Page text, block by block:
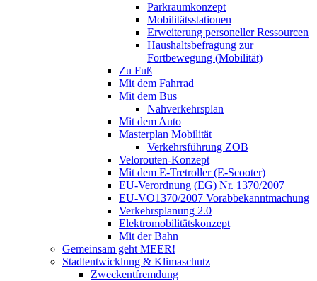
Parkraumkonzept
Mobilitätsstationen
Erweiterung personeller Ressourcen
Haushaltsbefragung zur
Fortbewegung (Mobilität)
Zu Fuß
Mit dem Fahrrad
Mit dem Bus
Nahverkehrsplan
Mit dem Auto
Masterplan Mobilität
Verkehrsführung ZOB
Velorouten-Konzept
Mit dem E-Tretroller (E-Scooter)
EU-Verordnung (EG) Nr. 1370/2007
EU-VO1370/2007 Vorabbekanntmachung
Verkehrsplanung 2.0
Elektromobilitätskonzept
Mit der Bahn
Gemeinsam geht MEER!
Stadtentwicklung & Klimaschutz
Zweckentfremdung